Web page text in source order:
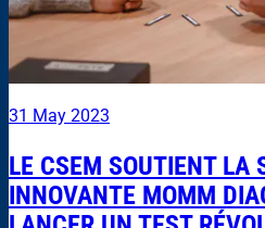
31 May 2023
LE CSEM SOUTIENT LA
INNOVANTE MOMM